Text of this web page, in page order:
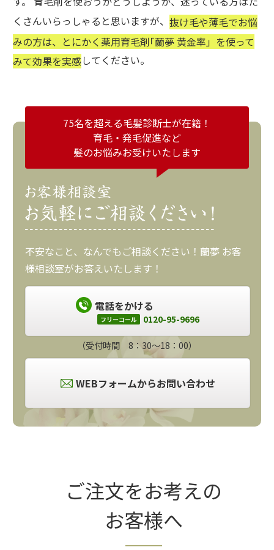
くさんいらっしゃると思いますが、 抜け毛や薄毛でお悩
みの方は、とにかく薬用育毛剤｢蘭夢 黄金率」を使って
みて効果を実感してください。
75名を超える毛髪診断士が在籍！
育毛・発毛促進など
髪のお悩みお受けいたします
不安なこと、なんでもご相談ください！蘭夢 お客
様相談室がお答えいたします！
電話をかける
フリーコール 0120-95-9696
（受付時間 8：30～18：00）
WEBフォームからお問い合わせ
ご注文をお考えの
お客様へ